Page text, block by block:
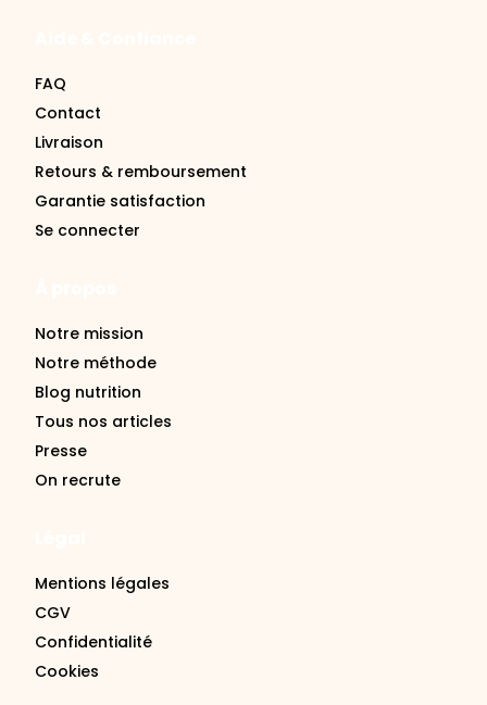
FAQ
Contact
Livraison
Retours & remboursement
Garantie satisfaction
Se connecter
Notre mission
Notre méthode
Blog nutrition
Tous nos articles
Presse
On recrute
Mentions légales
CGV
Confidentialité
Cookies